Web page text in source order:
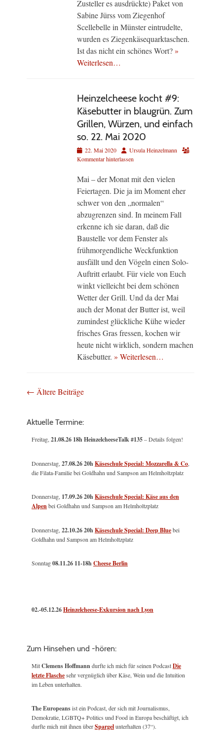
Zusteller es ausdrückte) Paket von
Sabine Jürss vom Ziegenhof
Scellebelle in Münster eintrudelte,
wurden es Ziegenkäsequarktaschen.
Ist das nicht ein schönes Wort?»
Weiterlesen…
Heinzelcheese kocht #9:
Käsebutter in blaugrün. Zum
Grillen, Würzen, und einfach
so. 22. Mai 2020
Veröffentlicht
am
22. Mai 2020 AutorUrsula Heinzelmann
Kommentar hinterlassen
Mai – der Monat mit den vielen
Feiertagen. Die ja im Moment eher
schwer von den „normalen“
abzugrenzen sind. In meinem Fall
erkenne ich sie daran, daß die
Baustelle vor dem Fenster als
frühmorgendliche Weckfunktion
ausfällt und den Vögeln einen Solo-
Auftritt erlaubt. Für viele von Euch
winkt vielleicht bei dem schönen
Wetter der Grill. Und da der Mai
auch der Monat der Butter ist, weil
zumindest glückliche Kühe wieder
frisches Gras fressen, kochen wir
heute nicht wirklich, sondern machen
Käsebutter. » Weiterlesen…
Beitragsnavigation
← Ältere Beiträge
Aktuelle Termine:
Freitag,21.08.26 18h HeinzelcheeseTalk #135– Details folgen!
Donnerstag,27.08.26 20hKäseschule Special: Mozzarella & Co,
die Filata-Familie bei Goldhahn und Sampson am Helmholtzplatz
Donnerstag, 17.09.26 20hKäseschule Special: Käse aus den
Alpenbei Goldhahn und Sampson am Helmholtzplatz
Donnerstag,22.10.26 20hKäseschule Special: Deep Bluebei
Goldhahn und Sampson am Helmholtzplatz
Sonntag08.11.26 11-18hCheese Berlin
02.-05.12.26Heinzelcheese-Exkursion nach Lyon
Zum Hinsehen und -hören:
MitClemens Hoffmanndurfte ich mich für seinen PodcastDie
letzte Flaschesehr vergnüglich über Käse, Wein und die Intuition
im Leben unterhalten.
The Europeansist ein Podcast, der sich mit Journalismus,
Demokratie, LGBTQ+ Politics und Food in Europa beschäftigt, ich
durfte mich mit ihnen überSpargelunterhalten (37“).